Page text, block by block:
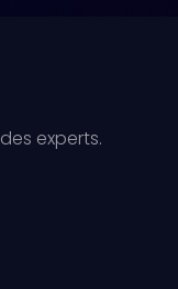
experts.